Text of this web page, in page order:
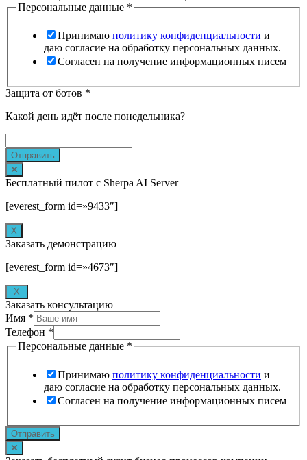
Персональные данные *
Принимаю политику конфиденциальности и
даю согласие на обработку персональных данных.
Согласен на получение информационных писем
Защита от ботов *
Какой день идёт после понедельника?
Отправить
Бесплатный пилот с Sherpa AI Server
[everest_form id=»9433″]
Х
Заказать демонстрацию
[everest_form id=»4673″]
X
Заказать консультацию
Имя *
Телефон *
Персональные данные *
Принимаю политику конфиденциальности и
даю согласие на обработку персональных данных.
Согласен на получение информационных писем
Отправить